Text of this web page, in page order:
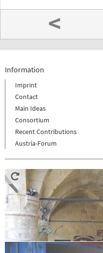
<
Information
Imprint
Contact
Main Ideas
Consortium
Recent Contributions
Austria-Forum